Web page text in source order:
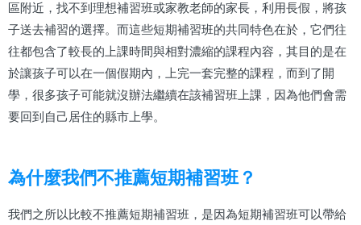
區附近，找不到理想補習班或家教老師的家長，利用長假，將孩
子送去補習的選擇。而這些短期補習班的共同特色在於，它們往
往都包含了較長的上課時間與相對濃縮的課程內容，其目的是在
於讓孩子可以在一個假期內，上完一套完整的課程，而到了開
學，很多孩子可能就沒辦法繼續在該補習班上課，因為他們會需
要回到自己居住的縣市上學。
為什麼我們不推薦短期補習班？
我們之所以比較不推薦短期補習班，是因為短期補習班可以帶給